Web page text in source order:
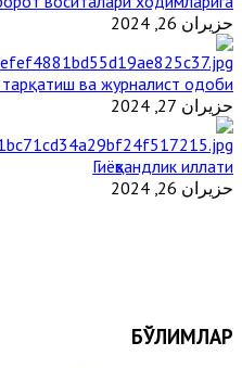
حزيران 26, 2024
ва журналист одоби
حزيران 27, 2024
Гиёҳвандлик иллати
حزيران 26, 2024
БЎЛИМЛАР